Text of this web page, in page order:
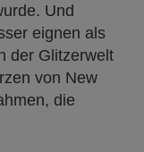
Und
eignen als
der Glitzerwelt
von New
die